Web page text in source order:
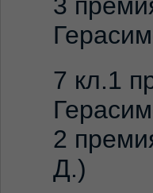
7 кл.1
2
Д.)